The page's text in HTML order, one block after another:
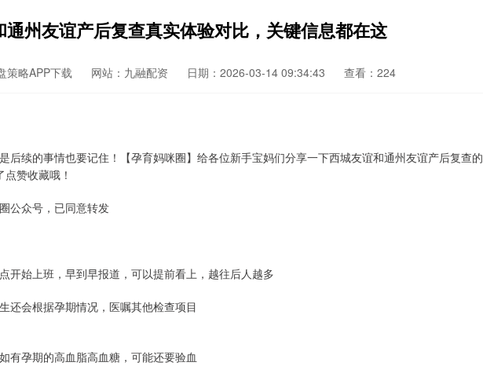
州友谊产后复查真实体验对比，关键信息都在这
策略APP下载 网站：九融配资 日期：2026-03-14 09:34:43 查看：224
后续的事情也要记住！【孕育妈咪圈】给各位新手宝妈们分享一下西城友谊和通州友谊产后复查的
赞收藏哦！
公众号，已同意转发
开始上班，早到早报道，可以提前看上，越往后人越多
还会根据孕期情况，医嘱其他检查项目
有孕期的高血脂高血糖，可能还要验血